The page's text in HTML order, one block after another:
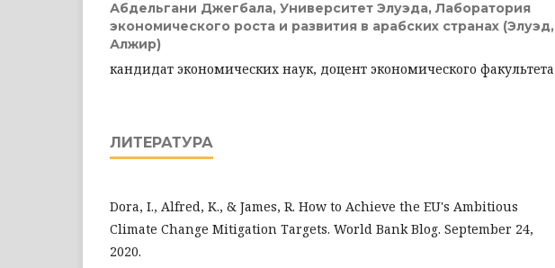
Абдельгани Джегбала, Университет Элуэда, Лаборатория
экономического роста и развития в арабских странах (Элуэд,
Алжир)
кандидат экономических наук, доцент экономического факультета
ЛИТЕРАТУРА
Dora, I., Alfred, K., & James, R. How to Achieve the EU's Ambitious
Climate Change Mitigation Targets. World Bank Blog. September 24,
2020.